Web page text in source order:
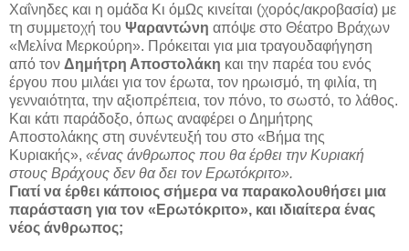
Χαΐνηδες και η ομάδα Κι όμΩς κινείται (χορός/ακροβασία) με
τη συμμετοχή του Ψαραντώνη απόψε στο Θέατρο Βράχων
«Μελίνα Μερκούρη». Πρόκειται για μια τραγουδαφήγηση
από τον Δημήτρη Αποστολάκη και την παρέα του ενός
έργου που μιλάει για τον έρωτα, τον ηρωισμό, τη φιλία, τη
γενναιότητα, την αξιοπρέπεια, τον πόνο, το σωστό, το λάθος.
Και κάτι παράδοξο, όπως αναφέρει ο Δημήτρης
Αποστολάκης στη συνέντευξή του στο «Βήμα της
Κυριακής», «ένας άνθρωπος που θα έρθει την Κυριακή
στους Βράχους δεν θα δει τον Ερωτόκριτο».
Γιατί να έρθει κάποιος σήμερα να παρακολουθήσει μια
παράσταση για τον «Ερωτόκριτο», και ιδιαίτερα ένας
νέος άνθρωπος;